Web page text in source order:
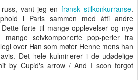
russ, vant jeg enfransk stilkonkurranse.
i Paris sammen med åtti andre
førte til mange opplevelser og nye
selvkomponerte pop-perler fra
over Han som møter Henne mens han
Det hele kulminerer i de udødelige
by Cupid's arrow / And I soon forgot